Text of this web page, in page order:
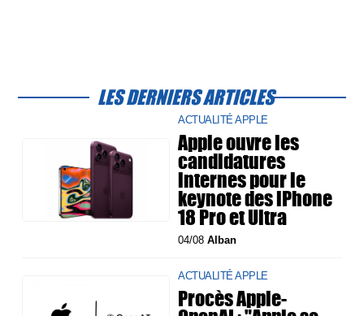
LES DERNIERS ARTICLES
ACTUALITÉ APPLE
Apple ouvre les
candidatures
internes pour le
keynote des iPhone
18 Pro et Ultra
04/08Alban
ACTUALITÉ APPLE
Procès Apple-